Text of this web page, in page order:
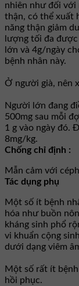
nhiên như đối với
thận, có thể xuất
năng thận giảm
lượng tối đa
lớn và 4g/ngày
bệnh nhân này.
Ở người già, nên
Người lớn đang
500mg sau mỗi
1 g vào ngày đó.
8mg/kg.
Chống chỉ định :
Mẫn cảm với
Tác dụng phụ
Một số ít bệnh
hóa như buồn
kháng sinh phổ
vi khuẩn cộng
dưới dạng viêm
Một số rất ít
hồi phục.